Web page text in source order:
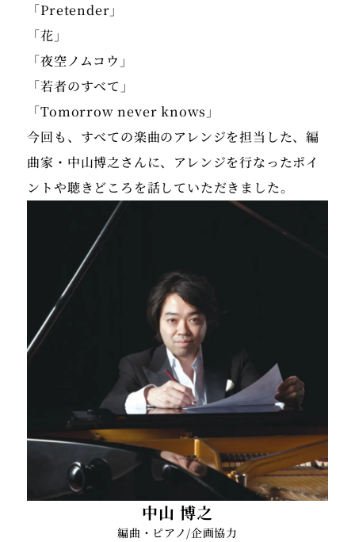
「Pretender」
「花」
「夜空ノムコウ」
「若者のすべて」
「Tomorrow never knows」
今回も、すべての楽曲のアレンジを担当した、編
曲家・中山博之さんに、アレンジを行なったポイ
ントや聴きどころを話していただきました。
中山 博之
編曲・ピアノ/企画協力